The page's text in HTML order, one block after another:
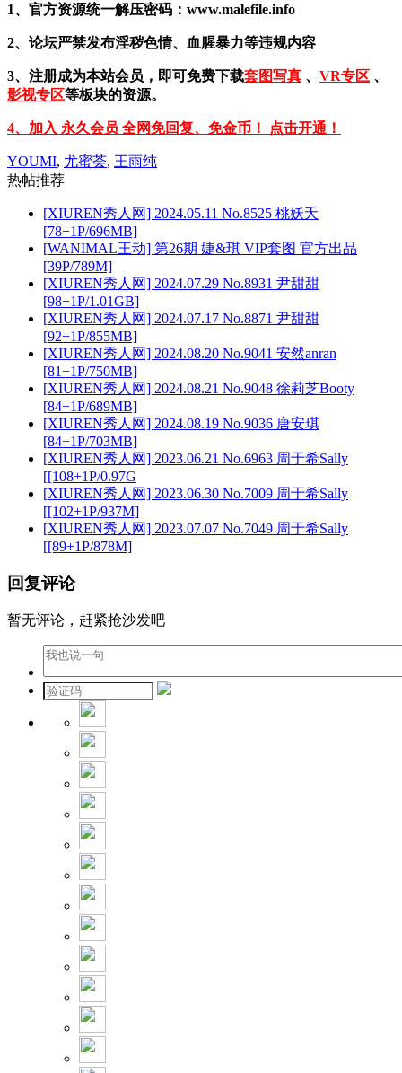
1、官方资源统一解压密码：www.malefile.info
2、论坛严禁发布淫秽色情、血腥暴力等违规内容
3、注册成为本站会员，即可免费下载套图写真 、 VR专区 、
影视专区等板块的资源。
4、加入 永久会员 全网免回复、免金币！ 点击开通！
YOUMI, 尤蜜荟, 王雨纯
热帖推荐
[XIUREN秀人网] 2024.05.11 No.8525 桃妖夭
[78+1P/696MB]
[WANIMAL王动] 第26期 婕&琪 VIP套图 官方出品
[39P/789M]
[XIUREN秀人网] 2024.07.29 No.8931 尹甜甜
[98+1P/1.01GB]
[XIUREN秀人网] 2024.07.17 No.8871 尹甜甜
[92+1P/855MB]
[XIUREN秀人网] 2024.08.20 No.9041 安然anran
[81+1P/750MB]
[XIUREN秀人网] 2024.08.21 No.9048 徐莉芝Booty
[84+1P/689MB]
[XIUREN秀人网] 2024.08.19 No.9036 唐安琪
[84+1P/703MB]
[XIUREN秀人网] 2023.06.21 No.6963 周于希Sally
[[108+1P/0.97G
[XIUREN秀人网] 2023.06.30 No.7009 周于希Sally
[[102+1P/937M]
[XIUREN秀人网] 2023.07.07 No.7049 周于希Sally
[[89+1P/878M]
回复评论
暂无评论，赶紧抢沙发吧